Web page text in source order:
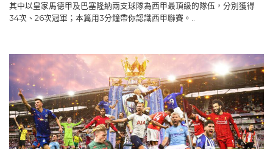
其中以皇家馬德甲及巴塞隆納兩支球隊為西甲最頂級的隊伍，分別獲得
34次、26次冠軍；本篇用3分鐘帶你認識西甲聯賽。..